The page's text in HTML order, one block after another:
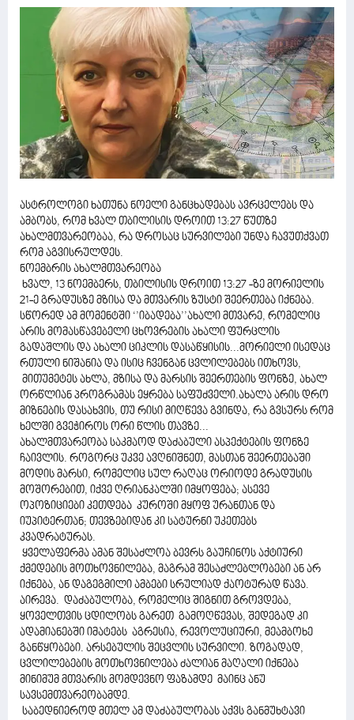
ასტროლოგი ხათუნა ნოელი განცხადებას ავრცელებს და
ამბობს, რომ ხვალ თბილისის დროით 13:27 წუთზე
ახალმთვარეობაა, რა დროსაც სურვილები უნდა ჩავუთქვათ
რომ აგვისრულდეს.
ნოემბრის ახალმთვარეობა
ხვალ, 13 ნოემბერს, თბილისის დროით 13:27 -ზე მორიელის
21-ე გრადუსზე მზისა და მთვარის ზუსტი შეერთება იქნება.
სწორედ ამ მომენტში ‘’იბადება’’ახალი მთვარე, რომელიც
არის მომასწავებელი ცხოვრების ახალი ფურცლის
გადაშლის და ახალი ციკლის დასაწყისის...მორიელი ისედაც
რთული ნიშანია და ისიც ჩვენგან ცვლილებებს ითხოვს,
მითუმეტეს ახლა, მზისა და მარსის შეერთების ფონზე, ახალ
ორწლიან პროგრამას ეყრება საფუძველი.ახალა არის დრო
მიზნების დასახვის, თუ რისი მიღწევა გვინდა, რა გვსურს რომ
ხელში გვეჭიროს ორი წლის თავზე...
ახალმთვარეობა საკმაოდ დაძაბული ასპექტების ფონზე
ჩაივლის. როგორც უკვე ავღნიშნეთ, მასთან შეერთებაში
მოდის მარსი, რომელიც სულ რაღაც ორიოდე გრადუსის
მოშორებით, იქვე ღრიანკალში იმყოფება; ასევე
ოპოზიციები კეთდება კუროში მყოფ ურანთან და
იუპიტერთან; თევზებიდან კი სატურნი უკეთებს
კვადრატურას.
ყველაფერმა ამან შესაძლოა ბევრს გაუჩინოს აქტიური
ქმედების მოთხოვნილება, მაგრამ შესაძლებლობები ან არ
იქნება, ან დაგეგმილი ამბები სრულიად ქაოტურად წავა.
აირევა. დაძაბულობა, რომელიც შიგნით გროვდება,
ყოველთვის ცდილობს გარეთ გამოღწევას, შედეგად კი
ადამიანებში იმატებს აგრესია, რევოლუციური, მეამბოხე
განწყობები. არსებულის შეცვლის სურვილი. ზოგადად,
ცვლილებების მოთხოვნილება ძალიან მაღალი იქნება
მინიმუმ მთვარის მომდევნო ფაზამდე მაინც ანუ
სავსემთვარეობამდე.
საბედნიეროდ მთელ ამ დაძაბულობას აქვს განმუხტავი